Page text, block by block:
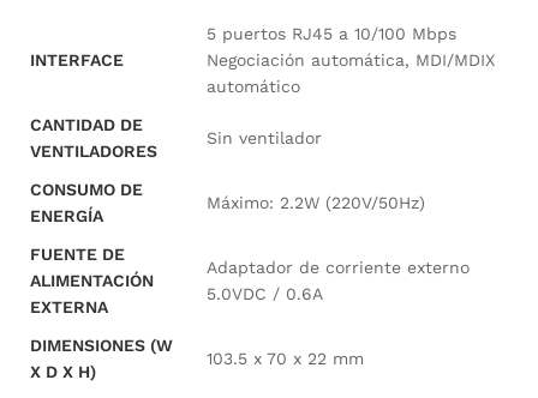
INTERFACE
5 puertos RJ45 a 10/100 Mbps
Negociación automática, MDI/MDIX
automático
CANTIDAD DE
VENTILADORES
Sin ventilador
CONSUMO DE
ENERGÍA
Máximo: 2.2W (220V/50Hz)
FUENTE DE
ALIMENTACIÓN
EXTERNA
Adaptador de corriente externo
5.0VDC / 0.6A
DIMENSIONES (W
X D X H)
103.5 x 70 x 22 mm